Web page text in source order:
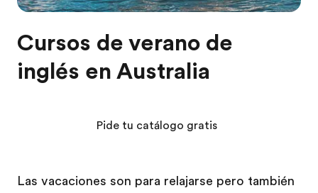
Cursos de verano de
inglés en Australia
Las vacaciones son para relajarse pero también
Pide tu catálogo gratis